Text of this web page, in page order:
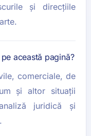
și direcțiile
această pagină?
comerciale, de
și altor situații
juridică și